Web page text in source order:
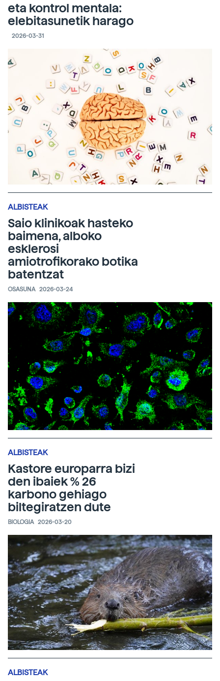
eta kontrol mentala:
elebitasunetik harago
2026-03-31
ALBISTEAK
Saio klinikoak hasteko
baimena, alboko
esklerosi
amiotrofikorako botika
batentzat
OSASUNA 2026-03-24
ALBISTEAK
Kastore europarra bizi
den ibaiek % 26
karbono gehiago
biltegiratzen dute
BIOLOGIA 2026-03-20
ALBISTEAK